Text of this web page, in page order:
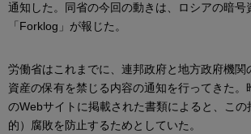
通知した。同省の今回の動きは、ロシアの暗号
「Forklog」が報じた。
労働省はこれまでに、連邦政府と地方政府機関
資産の保有を禁じる内容の通知を行ってきた
のWebサイトに掲載された書類によると、こ
的）腐敗を防止するためとしていた。